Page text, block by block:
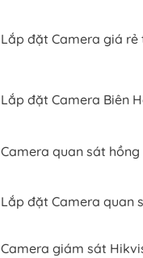
camera giám sát giá rẻ